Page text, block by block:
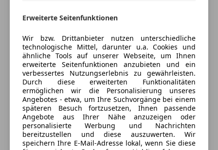
Müdigkeitswarnsystem
Notbremsassistent
Notrufsystem
Reifendruckkontrollsystem
Seitenairbag
Servolenkung
Spurhalteassistent
Traktionskontrolle
Verkehrszeichenerkennung
Voll-LED Scheinwerfer
Wegfahrsperre
Zeller Bundesstraße 1A,
Kontakt
Dalibor Smiljcic
Alle Fahrzeuge des Anbieters
Anbieter kontaktieren
Deine Nachricht
Erweiterte Seitenfunktionen
Wir bzw. Drittanbieter nutzen unterschiedliche
technologische Mittel, darunter u.a. Cookies und
ähnliche Tools auf unserer Webseite, um Ihnen
erweiterte Seitenfunktionen anzubieten und ein
verbessertes Nutzungserlebnis zu gewährleisten.
Durch diese erweiterten Funktionalitäten
ermöglichen wir die Personalisierung unseres
Angebotes - etwa, um Ihre Suchvorgänge bei einem
späteren Besuch fortzusetzen, Ihnen passende
Angebote aus Ihrer Nähe anzuzeigen oder
personalisierte Werbung und Nachrichten
bereitzustellen und diese auszuwerten. Wir
speichern Ihre E-Mail-Adresse lokal, wenn Sie diese